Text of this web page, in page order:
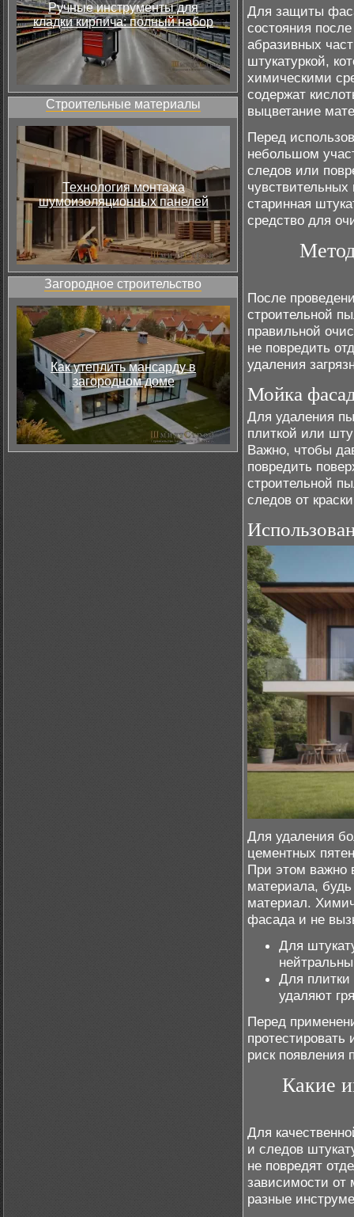
Ручные инструменты для
кладки кирпича: полный набор
Строительные материалы
Технология монтажа
шумоизоляционных панелей
Загородное строительство
Как утеплить мансарду в
загородном доме
Для защиты
состояния
абразивных
штукатуркой,
химическими
содержат
выцветание
Перед
небольшом
следов или
старинная
средство для
После
строительной
правильной
не повредить
удаления
Мойка
Для удаления
плиткой или
Важно, чтобы
повредить
строительной
следов от
Для удаления
цементных
При этом важно
материала,
материал.
фасада и не
Для
Для плитки
удаляют
Перед
риск появления
Какие
Для
и следов
не повредят
зависимости от
разные